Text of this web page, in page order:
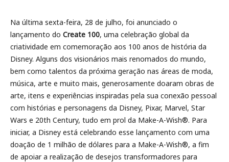
Na última sexta-feira, 28 de julho, foi anunciado o
lançamento do Create 100, uma celebração global da
criatividade em comemoração aos 100 anos de história da
Disney. Alguns dos visionários mais renomados do mundo,
bem como talentos da próxima geração nas áreas de moda,
música, arte e muito mais, generosamente doaram obras de
arte, itens e experiências inspiradas pela sua conexão pessoal
com histórias e personagens da Disney, Pixar, Marvel, Star
Wars e 20th Century, tudo em prol da Make-A-Wish®. Para
iniciar, a Disney está celebrando esse lançamento com uma
doação de 1 milhão de dólares para a Make-A-Wish®, a fim
de apoiar a realização de desejos transformadores para